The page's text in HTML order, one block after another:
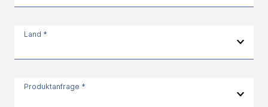
Land *
Produktanfrage *